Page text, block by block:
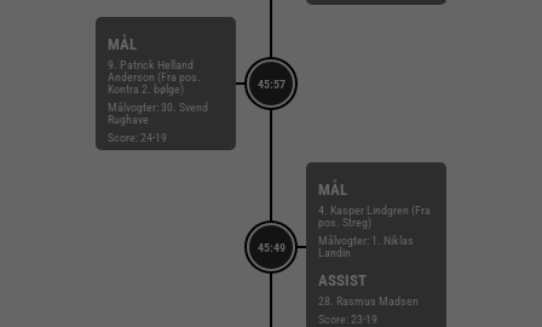
45:57
MÅL
9. Patrick Helland
Anderson (Fra pos.
Kontra 2. bølge)
Målvogter: 30. Svend
Rughave
Score: 24-19
45:49
MÅL
4. Kasper Lindgren (Fra
pos. Streg)
Målvogter: 1. Niklas
Landin
ASSIST
28. Rasmus Madsen
Score: 23-19